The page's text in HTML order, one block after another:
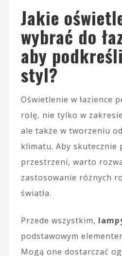
Jakie
wybrać do
aby
styl?
Oświetlenie w łazience
rolę, nie tylko w
ale także w tworzeniu
klimatu. Aby skutecznie
przestrzeni, warto
zastosowanie różnych
światła.
Przede wszystkim,
podstawowym
Mogą one dostarczać